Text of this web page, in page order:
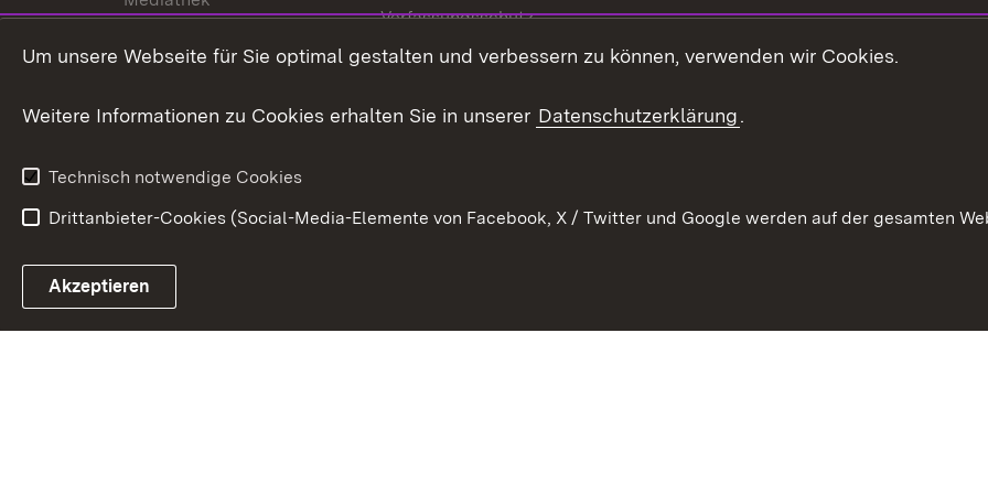
Publikationen
Verfassungsschutz
Datenschutz
Glücksspielrecht
Link zum Landesportal
Um unsere Webseite für Sie optimal gestalten und verbessern zu können, verwenden wir Cookies.
Weitere Informationen zu Cookies erhalten Sie in unserer Datenschutzerklärung.
Technisch notwendige Cookies
Drittanbieter-Cookies (Social-Media-Elemente von Facebook, X / Twitter und Google werden auf der gesamten
Akzeptieren